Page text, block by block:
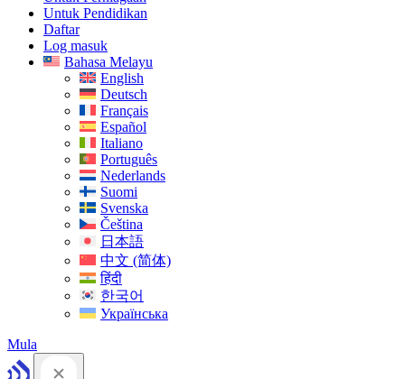
Untuk Pendidikan
Daftar
Log masuk
Bahasa Melayu
English
Deutsch
Français
Español
Italiano
Português
Nederlands
Suomi
Svenska
Čeština
日本語
中文 (简体)
हिंदी
한국어
Українська
Mula